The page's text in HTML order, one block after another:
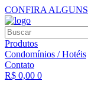
Ir
para
o
conteúdo
CONFIRA ALGUNS
Buscar
Produtos
Condomínios / Hotéis
Contato
R$ 0,00 0